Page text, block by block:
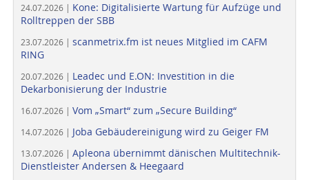
24.07.2026 | Kone: Digitalisierte Wartung für Aufzüge und
Rolltreppen der SBB
23.07.2026 | scanmetrix.fm ist neues Mitglied im CAFM
RING
20.07.2026 | Leadec und E.ON: Investition in die
Dekarbonisierung der Industrie
16.07.2026 | Vom „Smart“ zum „Secure Building“
14.07.2026 | Joba Gebäudereinigung wird zu Geiger FM
13.07.2026 | Apleona übernimmt dänischen Multitechnik-
Dienstleister Andersen & Heegaard